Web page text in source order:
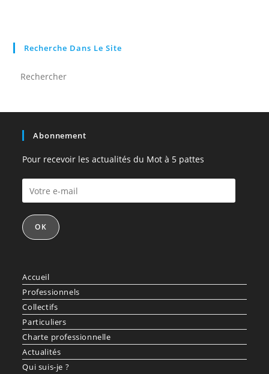
Recherche Dans Le Site
Abonnement
Pour recevoir les actualités du Mot à 5 pattes
Votre
e-
mail
OK
Accueil
Professionnels
Collectifs
Particuliers
Charte professionnelle
Actualités
Qui suis-je ?